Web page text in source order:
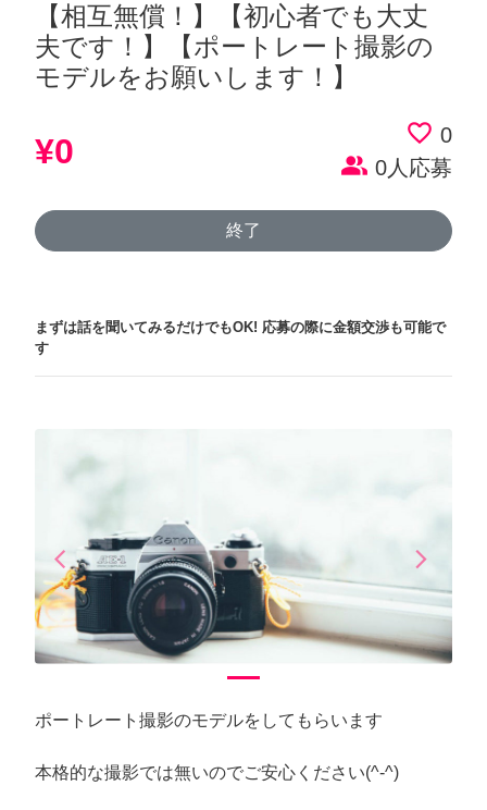
【相互無償！】【初心者でも大丈
夫です！】【ポートレート撮影の
モデルをお願いします！】
¥0 favorite_border 0
people_alt 0人応募
終了
まずは話を聞いてみるだけでもOK! 応募の際に金額交渉も可能で
す
arrow_back_iosPrevious arrow_forward_iosNext
ポートレート撮影のモデルをしてもらいます
本格的な撮影では無いのでご安心ください(^-^)